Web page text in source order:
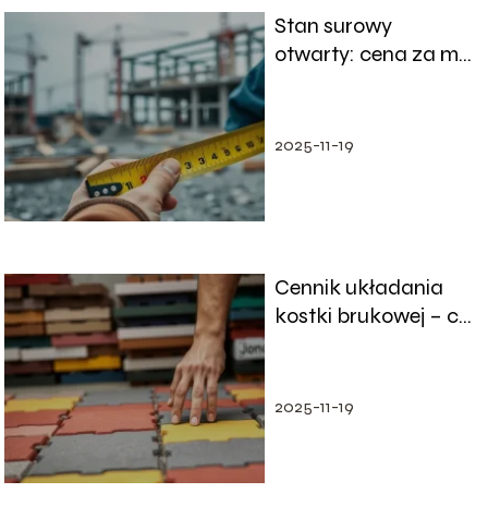
Stan surowy
otwarty: cena za m2
2025-11-19
Cennik układania
kostki brukowej – co
2025-11-19